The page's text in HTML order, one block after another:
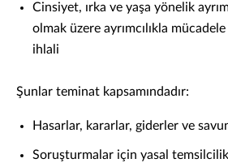
Cinsiyet, ırka ve yaşa yönelik
olmak üzere ayrımcılıkla
ihlali
Şunlar teminat kapsamındadır:
Hasarlar, kararlar, giderler ve
Soruşturmalar için yasal